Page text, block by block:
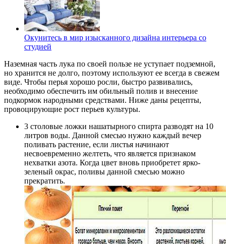
Окунитесь в мир изысканного дизайна интерьера со
студией
Наземная часть лука по своей пользе не уступает подземной,
но хранится не долго, поэтому используют ее всегда в свежем
виде. Чтобы перья хорошо росли, быстро развивались,
необходимо обеспечить им обильный полив и внесение
подкормок народными средствами. Ниже даны рецепты,
провоцирующие рост перьев культуры.
3 столовые ложки нашатырного спирта разводят на 10
литров воды. Данной смесью нужно каждый вечер
поливать растение, если листья начинают
несвоевременно желтеть, что является признаком
нехватки азота. Когда цвет вновь приобретет ярко-
зеленый окрас, поливы данной смесью можно
прекратить.